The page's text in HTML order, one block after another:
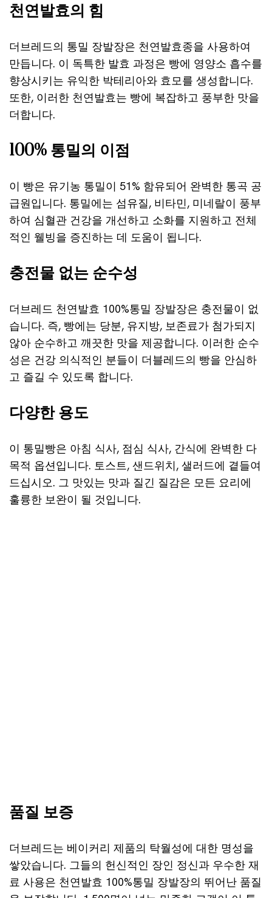
천연발효의 힘
더브레드의 통밀 장발장은 천연발효종을 사용하여
만듭니다. 이 독특한 발효 과정은 빵에 영양소 흡수를
향상시키는 유익한 박테리아와 효모를 생성합니다.
또한, 이러한 천연발효는 빵에 복잡하고 풍부한 맛을
더합니다.
100% 통밀의 이점
이 빵은 유기농 통밀이 51% 함유되어 완벽한 통곡 공
급원입니다. 통밀에는 섬유질, 비타민, 미네랄이 풍부
하여 심혈관 건강을 개선하고 소화를 지원하고 전체
적인 웰빙을 증진하는 데 도움이 됩니다.
충전물 없는 순수성
더브레드 천연발효 100%통밀 장발장은 충전물이 없
습니다. 즉, 빵에는 당분, 유지방, 보존료가 첨가되지
않아 순수하고 깨끗한 맛을 제공합니다. 이러한 순수
성은 건강 의식적인 분들이 더블레드의 빵을 안심하
고 즐길 수 있도록 합니다.
다양한 용도
이 통밀빵은 아침 식사, 점심 식사, 간식에 완벽한 다
목적 옵션입니다. 토스트, 샌드위치, 샐러드에 곁들여
드십시오. 그 맛있는 맛과 질긴 질감은 모든 요리에
훌륭한 보완이 될 것입니다.
품질 보증
더브레드는 베이커리 제품의 탁월성에 대한 명성을
쌓았습니다. 그들의 헌신적인 장인 정신과 우수한 재
료 사용은 천연발효 100%통밀 장발장의 뛰어난 품질